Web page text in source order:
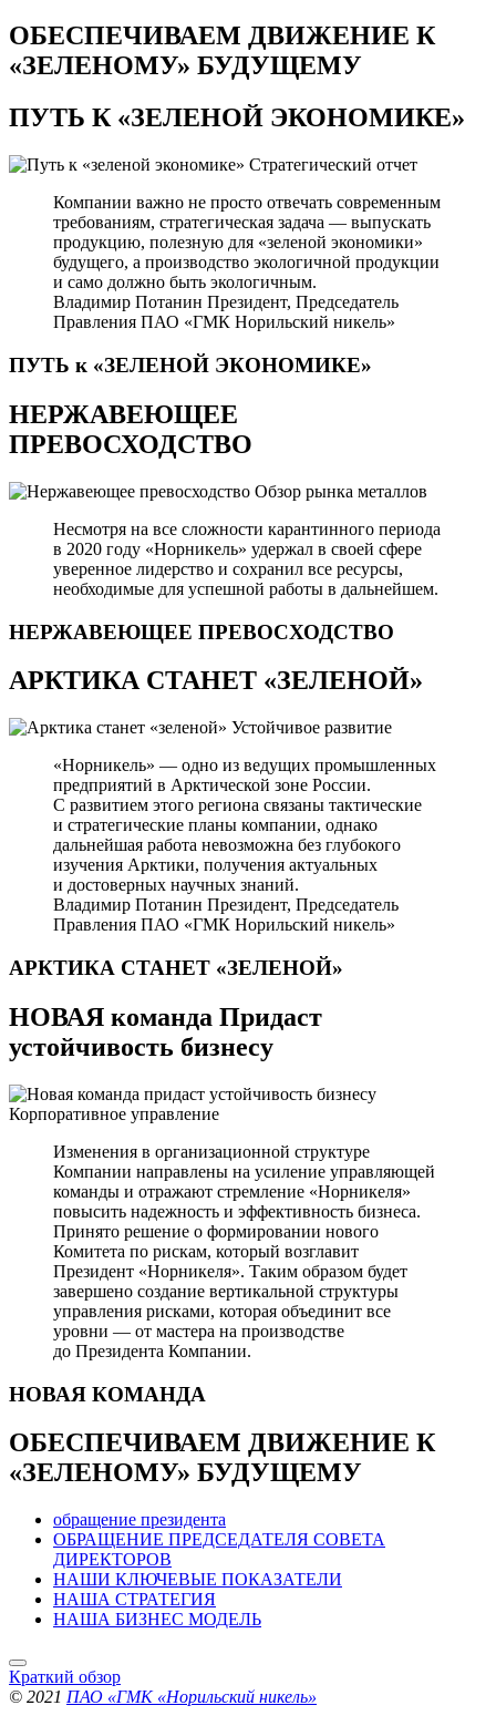
ОБЕСПЕЧИВАЕМ ДВИЖЕНИЕ К
«ЗЕЛЕНОМУ» БУДУЩЕМУ
ПУТЬ К«ЗЕЛЕНОЙ ЭКОНОМИКЕ»
Стратегический отчет
Компании важно не просто отвечать современным
требованиям, стратегическая задача — выпускать
продукцию, полезную для «зеленой экономики»
будущего, а производство экологичной продукции
и само должно быть экологичным.
Владимир Потанин Президент, Председатель
Правления ПАО «ГМК Норильский никель»
ПУТЬ к «ЗЕЛЕНОЙ ЭКОНОМИКЕ»
НЕРЖАВЕЮЩЕЕ
ПРЕВОСХОДСТВО
Обзор рынка металлов
Несмотря на все сложности карантинного периода
в 2020 году «Норникель» удержал в своей сфере
уверенное лидерство и сохранил все ресурсы,
необходимые для успешной работы в дальнейшем.
НЕРЖАВЕЮЩЕЕ ПРЕВОСХОДСТВО
АРКТИКА СТАНЕТ «ЗЕЛЕНОЙ»
Устойчивое развитие
«Норникель» — одно из ведущих промышленных
предприятий в Арктической зоне России.
С развитием этого региона связаны тактические
и стратегические планы компании, однако
дальнейшая работа невозможна без глубокого
изучения Арктики, получения актуальных
и достоверных научных знаний.
Владимир Потанин Президент, Председатель
Правления ПАО «ГМК Норильский никель»
АРКТИКА СТАНЕТ «ЗЕЛЕНОЙ»
НОВАЯ команда Придаст
устойчивость бизнесу
Корпоративное управление
Изменения в организационной структуре
Компании направлены на усиление управляющей
команды и отражают стремление «Норникеля»
повысить надежность и эффективность бизнеса.
Принято решение о формировании нового
Комитета по рискам, который возглавит
Президент «Норникеля». Таким образом будет
завершено создание вертикальной структуры
управления рисками, которая объединит все
уровни — от мастера на производстве
до Президента Компании.
НОВАЯ КОМАНДА
ОБЕСПЕЧИВАЕМ ДВИЖЕНИЕ К
«ЗЕЛЕНОМУ» БУДУЩЕМУ
обращение президента
ОБРАЩЕНИЕ ПРЕДСЕДАТЕЛЯ СОВЕТА
ДИРЕКТОРОВ
НАШИ КЛЮЧЕВЫЕ ПОКАЗАТЕЛИ
НАША СТРАТЕГИЯ
НАША БИЗНЕС МОДЕЛЬ
Краткий обзор
© 2021 ПАО «ГМК «Норильский никель»